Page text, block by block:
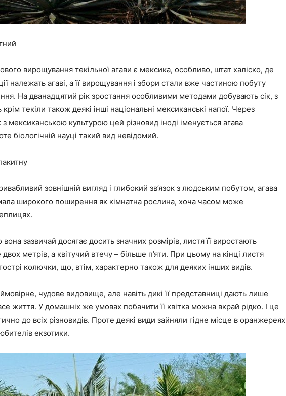
вирощування текільної агави є мексика, особливо, штат халіско, де
належать агаві, а її вирощування і збори стали вже частиною побуту
На дванадцятий рік зростання особливими методами добувають сік, з
текіли також деякі інші національні мексиканські напої. Через
з мексиканською культурою цей різновид іноді іменується агава
біологічній науці такий вид невідомий.
зовнішній вигляд і глибокий зв’язок з людським побутом, агава
широкого поширення як кімнатна рослина, хоча часом може
зазвичай досягає досить значних розмірів, листя її виростають
метрів, а квітучий втечу – більше п’яти. При цьому на кінці листя
колючки, що, втім, характерно також для деяких інших видів.
чудове видовище, але навіть дикі її представниці дають лише
життя. У домашніх же умовах побачити її квітка можна вкрай рідко. І це
до всіх різновидів. Проте деякі види зайняли гідне місце в оранжереях
екзотики.